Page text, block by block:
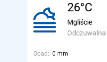
26°C
Odczuwalna
Mgliście
Opad: 0 mm